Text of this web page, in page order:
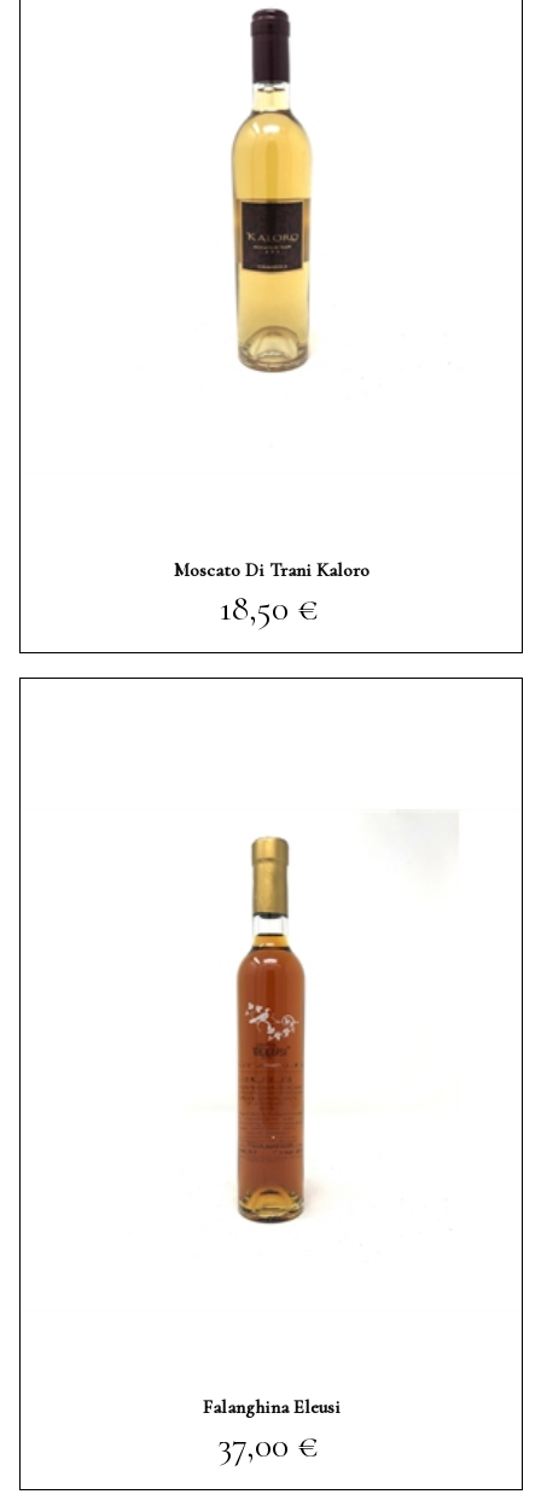
Moscato Di Trani Kaloro
Prezzo
18,50 €
Falanghina Eleusi
Prezzo
37,00 €